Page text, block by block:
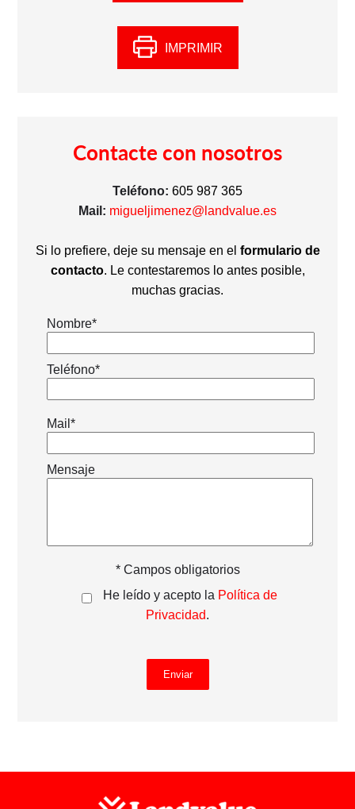
IMPRIMIR
Contacte con nosotros
Teléfono: 605 987 365
Mail: migueljimenez@landvalue.es
Si lo prefiere, deje su mensaje en el formulario de
contacto. Le contestaremos lo antes posible,
muchas gracias.
Nombre*
Teléfono*
Mail*
Mensaje
* Campos obligatorios
He leído y acepto la Política de
Privacidad.
Enviar